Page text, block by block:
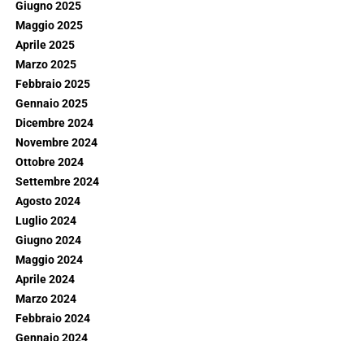
Giugno 2025
Maggio 2025
Aprile 2025
Marzo 2025
Febbraio 2025
Gennaio 2025
Dicembre 2024
Novembre 2024
Ottobre 2024
Settembre 2024
Agosto 2024
Luglio 2024
Giugno 2024
Maggio 2024
Aprile 2024
Marzo 2024
Febbraio 2024
Gennaio 2024